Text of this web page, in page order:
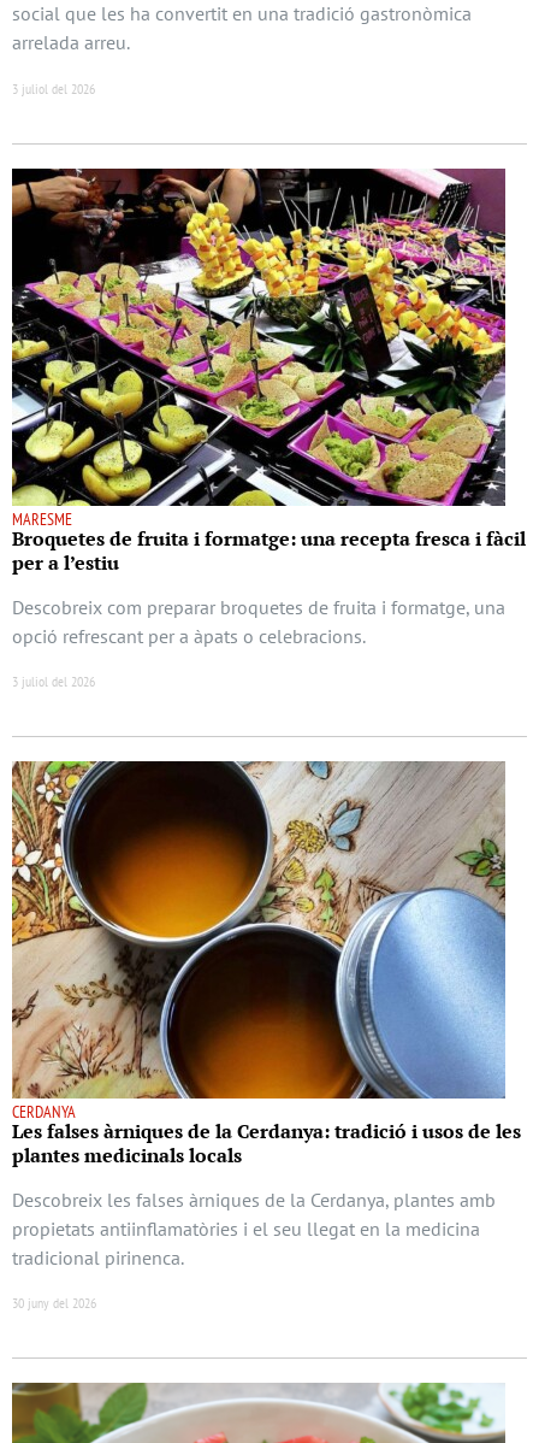
social que les ha convertit en una tradició gastronòmica
arrelada arreu.
3 juliol del 2026
MARESME
Broquetes de fruita i formatge: una recepta fresca i fàcil
per a l’estiu
Descobreix com preparar broquetes de fruita i formatge, una
opció refrescant per a àpats o celebracions.
3 juliol del 2026
CERDANYA
Les falses àrniques de la Cerdanya: tradició i usos de les
plantes medicinals locals
Descobreix les falses àrniques de la Cerdanya, plantes amb
propietats antiinflamatòries i el seu llegat en la medicina
tradicional pirinenca.
30 juny del 2026